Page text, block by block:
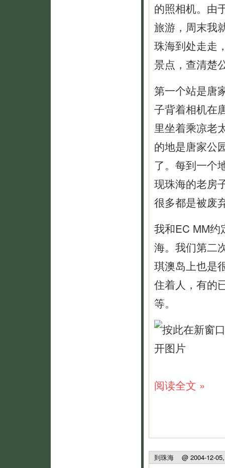
的照相机。由
旅游，周末我
珠海到处走走
景点，查清楚
第一个站是唐
子背着相机在
里坐着乘凉老
的地是唐家公
了。每到一个
现珠海的老房
很多都是被废
我和EC MM
海。我们第二
琪澳岛上也是
住着人，有的
等。
阅读全文 »
到珠海 @ 2004-12-